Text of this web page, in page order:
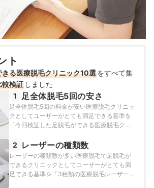
ト
きる医療脱毛クリニック10選をすべて集
較検証 しました
1
足全体脱毛5回の安さ
足全体脱毛5回の料金が安い医療脱毛クリニッ
クとしてユーザーがとても満足できる基準を
「今回検証した足脱毛ができる医療脱毛クリ
いクリニック」とし、以下の方法で各クリニ
ックの検証を行いました。2026年3月5日時点
の情報をもとに検証を行なっています。
2 レーザーの種類数
レーザーの種類数が多い医療脱毛で足脱毛が
できるクリニックとしてユーザーがとても満
足できる基準を「3種類の医療脱毛レーザーを